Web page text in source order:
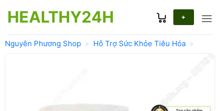
qua
dung
HEALTHY24H +
Nguyên Phương Shop » Hỗ Trợ Sức Khỏe Tiêu Hóa »